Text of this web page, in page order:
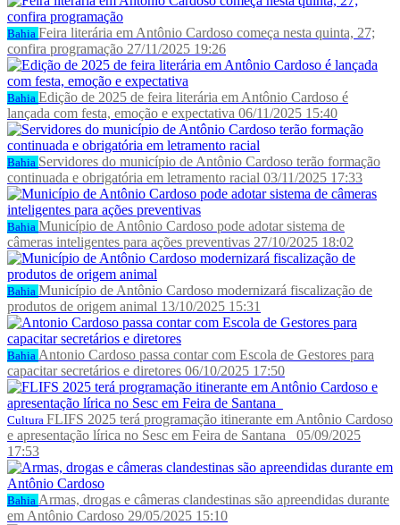
Bahia Feira literária em Antônio Cardoso começa nesta quinta, 27;
confira programação 27/11/2025 19:26
Bahia Edição de 2025 de feira literária em Antônio Cardoso é
lançada com festa, emoção e expectativa 06/11/2025 15:40
Bahia Servidores do município de Antônio Cardoso terão formação
continuada e obrigatória em letramento racial 03/11/2025 17:33
Bahia Município de Antônio Cardoso pode adotar sistema de
câmeras inteligentes para ações preventivas 27/10/2025 18:02
Bahia Município de Antônio Cardoso modernizará fiscalização de
produtos de origem animal 13/10/2025 15:31
Bahia Antonio Cardoso passa contar com Escola de Gestores para
capacitar secretários e diretores 06/10/2025 17:50
Cultura FLIFS 2025 terá programação itinerante em Antônio Cardoso
e apresentação lírica no Sesc em Feira de Santana
05/09/2025
17:53
Bahia Armas, drogas e câmeras clandestinas são apreendidas durante
em Antônio Cardoso 29/05/2025 15:10